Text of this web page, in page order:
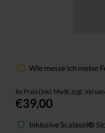
Wie messe ich meine
Ihr Preis (Inkl. MwSt. zzgl.
€39,00
Inklusive Scalasol®